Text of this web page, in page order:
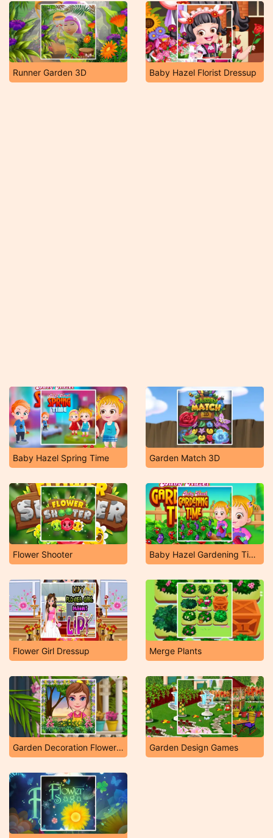
Runner Garden 3D Baby Hazel Florist Dressup
Baby Hazel Spring Time Garden Match 3D
Flower Shooter Baby Hazel Gardening Time
Flower Girl Dressup Merge Plants
Garden Decoration Flower Decoration Garden Design Games